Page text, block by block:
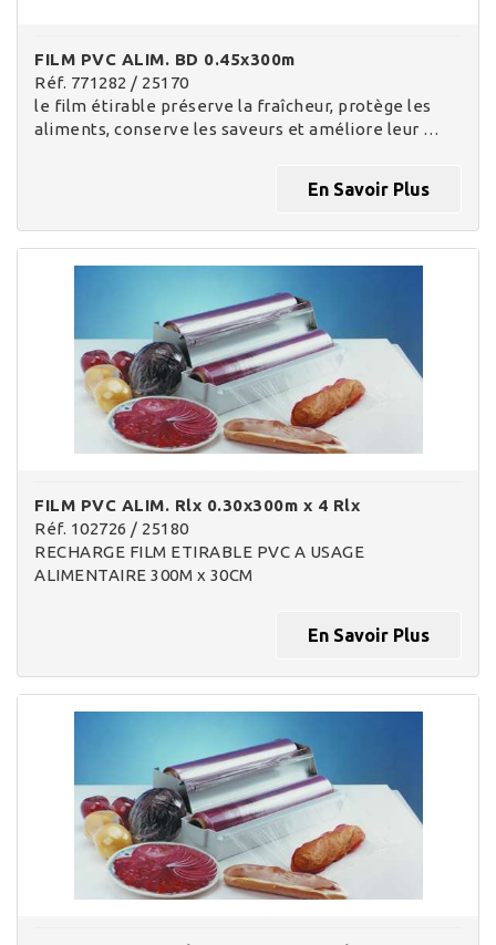
FILM PVC ALIM. BD 0.45x300m
Réf. 771282 / 25170
le film étirable préserve la fraîcheur, protège les
aliments, conserve les saveurs et améliore leur …
En Savoir Plus
FILM PVC ALIM. Rlx 0.30x300m x 4 Rlx
Réf. 102726 / 25180
RECHARGE FILM ETIRABLE PVC A USAGE
ALIMENTAIRE 300M x 30CM
En Savoir Plus